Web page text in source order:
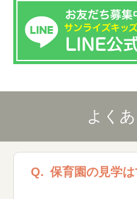
よく
保育園の見学